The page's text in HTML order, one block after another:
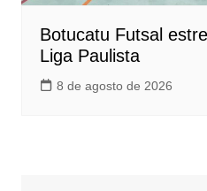
Botucatu Futsal
Liga Paulista
8 de agosto de 2026